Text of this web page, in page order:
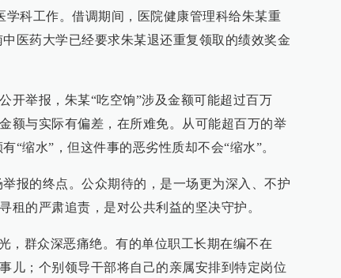
学科工作。借调期间，医院健康管理科给朱某重
医药大学已经要求朱某退还重复领取的绩效奖金
开举报，朱某“吃空饷”涉及金额可能超过百万
额与实际有偏差，在所难免。从可能超百万的举
“缩水”，但这件事的恶劣性质却不会“缩水”。
报的终点。公众期待的，是一场更为深入、不护
租的严肃追责，是对公共利益的坚决守护。
，群众深恶痛绝。有的单位职工长期在编不在
儿；个别领导干部将自己的亲属安排到特定岗位